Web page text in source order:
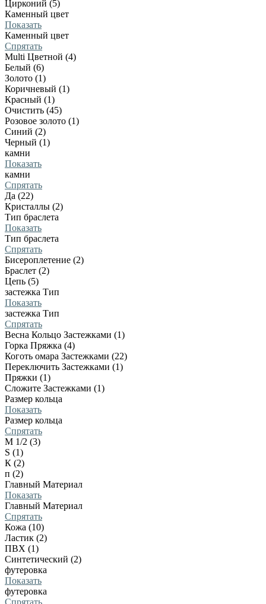
Цирконий (5)
Каменный цвет
Показать
Каменный цвет
Спрятать
Multi Цветной (4)
Белый (6)
Золото (1)
Коричневый (1)
Красный (1)
Очистить (45)
Розовое золото (1)
Синий (2)
Черный (1)
камни
Показать
камни
Спрятать
Да (22)
Кристаллы (2)
Тип браслета
Показать
Тип браслета
Спрятать
Бисероплетение (2)
Браслет (2)
Цепь (5)
застежка Тип
Показать
застежка Тип
Спрятать
Весна Кольцо Застежками (1)
Горка Пряжка (4)
Коготь омара Застежками (22)
Переключить Застежками (1)
Пряжки (1)
Сложите Застежками (1)
Размер кольца
Показать
Размер кольца
Спрятать
M 1/2 (3)
S (1)
К (2)
п (2)
Главный Материал
Показать
Главный Материал
Спрятать
Кожа (10)
Ластик (2)
ПВХ (1)
Синтетический (2)
футеровка
Показать
футеровка
Спрятать